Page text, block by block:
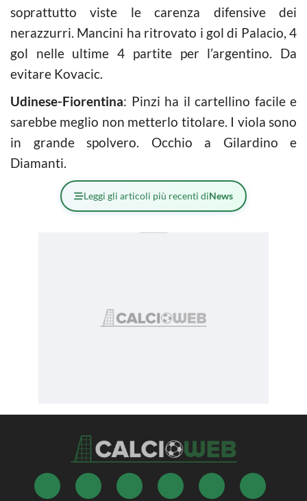
soprattutto viste le carenza difensive dei
nerazzurri. Mancini ha ritrovato i gol di Palacio, 4
gol nelle ultime 4 partite per l’argentino. Da
evitare Kovacic.
Udinese-Fiorentina: Pinzi ha il cartellino facile e
sarebbe meglio non metterlo titolare. I viola sono
in grande spolvero. Occhio a Gilardino e
Diamanti.
Leggi gli articoli più recenti diNews